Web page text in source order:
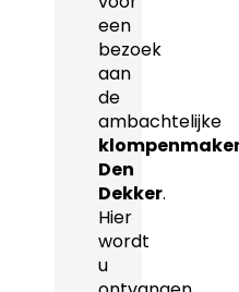
een
bezoek
aan
de
ambachtelijke
Den
Dekker.
Hier
wordt
u